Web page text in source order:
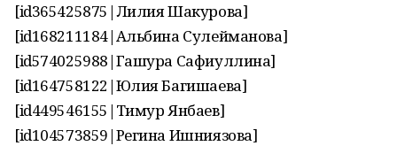
[id365425875|Лилия Шакурова]
[id168211184|Альбина Сулейманова]
[id574025988|Гашура Сафиуллина]
[id164758122|Юлия Багишаева]
[id449546155|Тимур Янбаев]
[id104573859|Регина Ишниязова]